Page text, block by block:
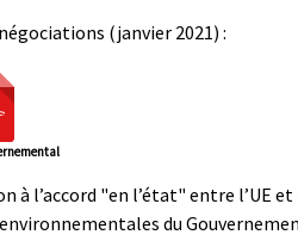
(janvier 2021) :
à l’accord "en l’état" entre l’UE et
du